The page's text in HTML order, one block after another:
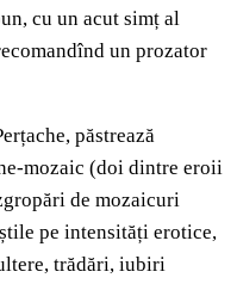
cu un acut simț al
un prozator
păstrează
mozaic (doi dintre eroii
de mozaicuri
pe intensități erotice,
trădări, iubiri